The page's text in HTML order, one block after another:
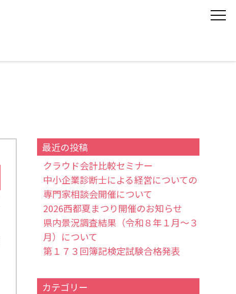
最近の投稿
クラウド会計比較セミナー
中小企業診断士による経営についての
専門家相談会開催について
2026西都夏まつり開催のお知らせ
県内景況調査結果（令和８年１月～３
月）について
第１７３回簿記検定試験合格発表
カテゴリー